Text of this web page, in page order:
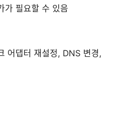
가 필요할 수 있음
어댑터 재설정, DNS 변경,